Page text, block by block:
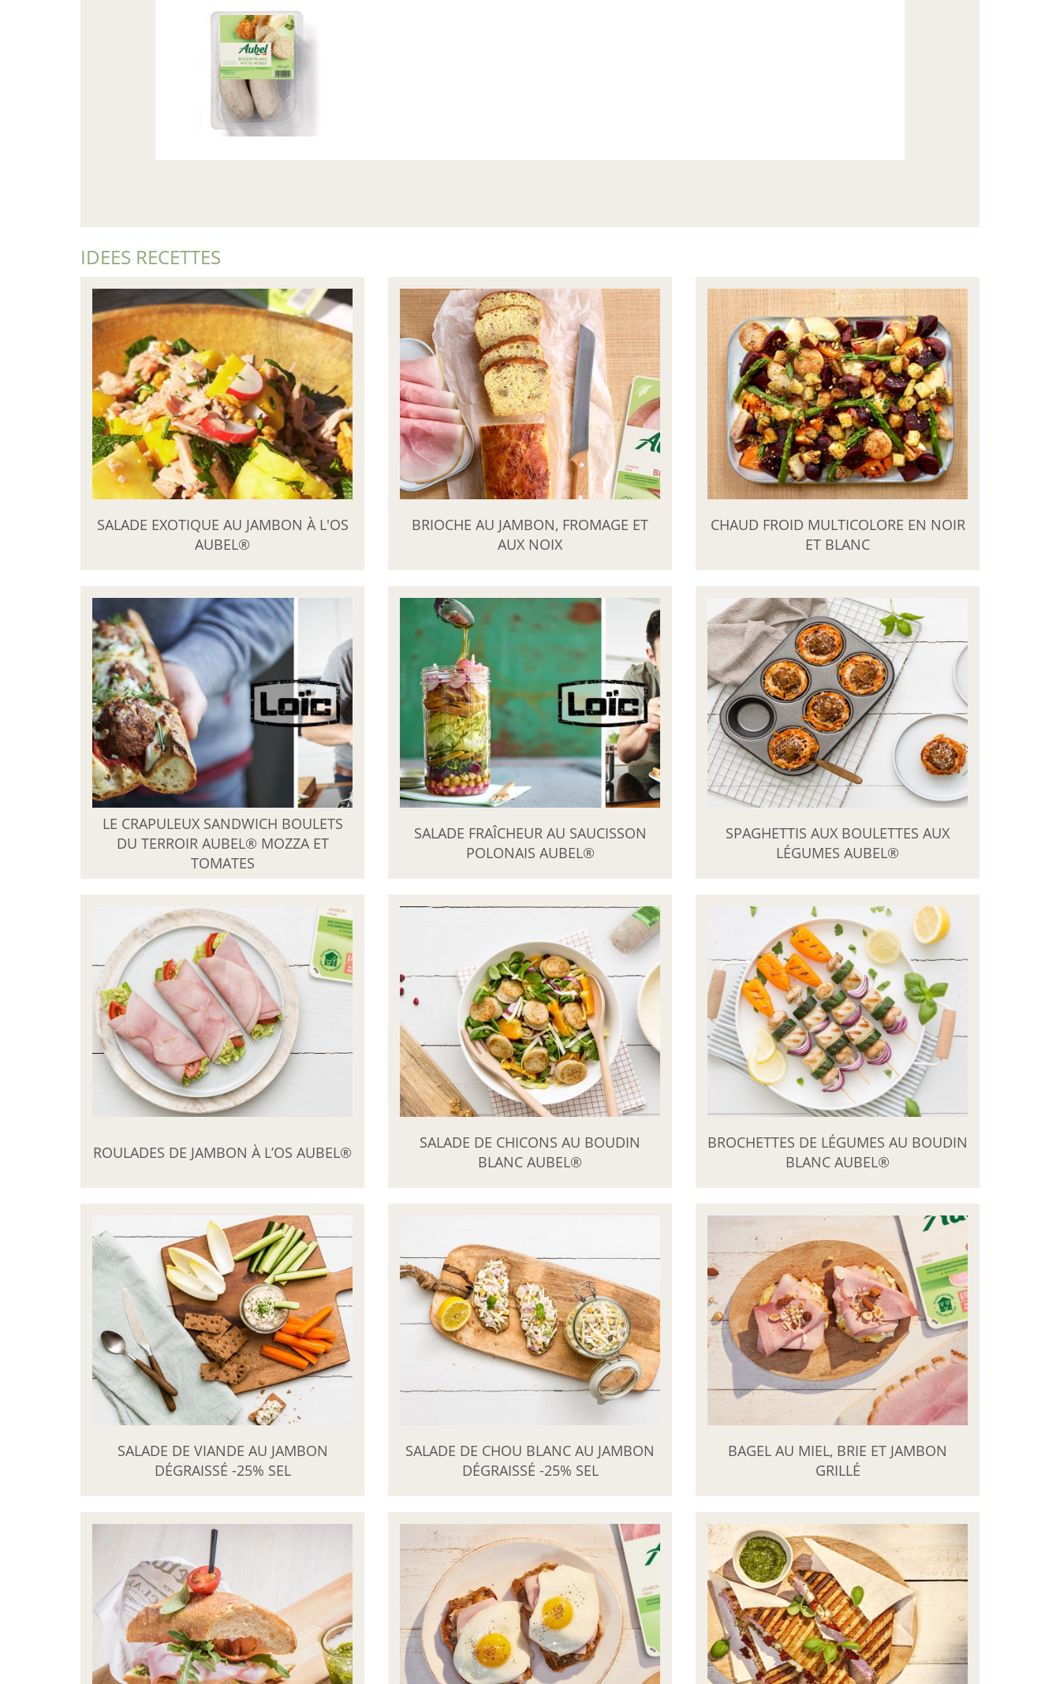
IDEES RECETTES
SALADE EXOTIQUE AU JAMBON À L'OS
AUBEL®
BRIOCHE AU JAMBON, FROMAGE ET
AUX NOIX
CHAUD FROID MULTICOLORE EN NOIR
ET BLANC
LE CRAPULEUX SANDWICH BOULETS
DU TERROIR AUBEL® MOZZA ET
TOMATES
SALADE FRAÎCHEUR AU SAUCISSON
POLONAIS AUBEL®
SPAGHETTIS AUX BOULETTES AUX
LÉGUMES AUBEL®
ROULADES DE JAMBON À L’OS AUBEL®
SALADE DE CHICONS AU BOUDIN
BLANC AUBEL®
BROCHETTES DE LÉGUMES AU BOUDIN
BLANC AUBEL®
SALADE DE VIANDE AU JAMBON
DÉGRAISSÉ -25% SEL
SALADE DE CHOU BLANC AU JAMBON
DÉGRAISSÉ -25% SEL
BAGEL AU MIEL, BRIE ET JAMBON
GRILLÉ